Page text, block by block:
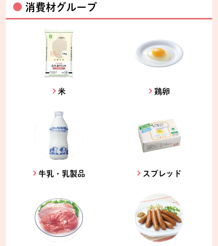
消費材グループ
米 鶏卵
牛乳・乳製品 スプレッド